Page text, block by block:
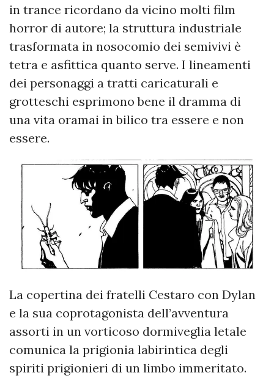
in trance ricordano da vicino molti film
horror di autore; la struttura industriale
trasformata in nosocomio dei semivivi è
tetra e asfittica quanto serve. I lineamenti
dei personaggi a tratti caricaturali e
grotteschi esprimono bene il dramma di
una vita oramai in bilico tra essere e non
essere.
La copertina dei fratelli Cestaro con Dylan
e la sua coprotagonista dell’avventura
assorti in un vorticoso dormiveglia letale
comunica la prigionia labirintica degli
spiriti prigionieri di un limbo immeritato.